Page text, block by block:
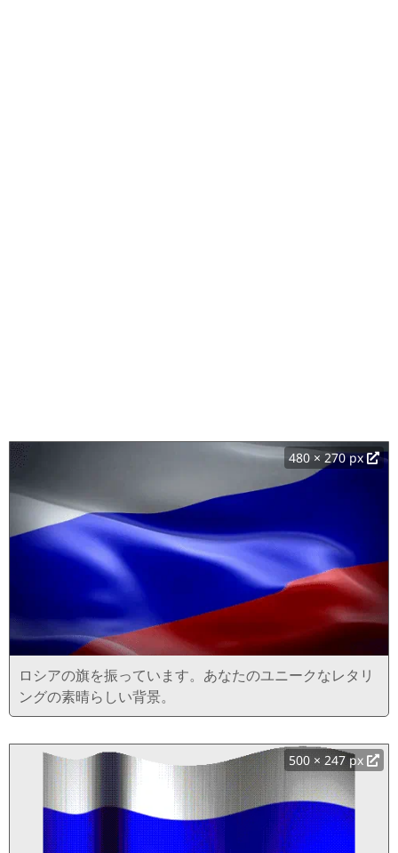
480 × 270 px
ロシアの旗を振っています。あなたのユニークなレタリ
ングの素晴らしい背景。
500 × 247 px